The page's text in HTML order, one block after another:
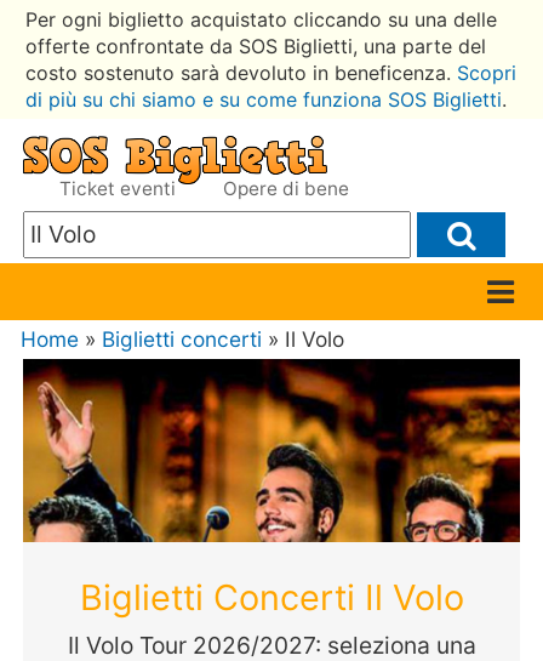
Per ogni biglietto acquistato cliccando su una delle
offerte confrontate da SOS Biglietti, una parte del
costo sostenuto sarà devoluto in beneficenza. Scopri
di più su chi siamo e su come funziona SOS Biglietti.
Ticket eventi Opere di bene
Home » Biglietti concerti » Il Volo
Biglietti Concerti Il Volo
Il Volo Tour 2026/2027: seleziona una